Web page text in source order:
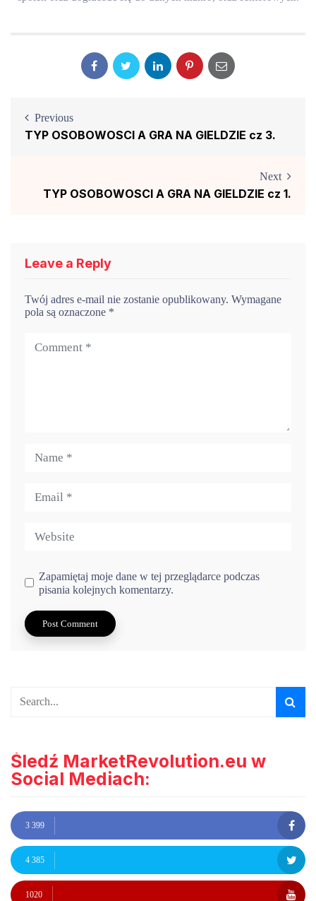
Previous
TYP OSOBOWOSCI A GRA NA GIELDZIE cz 3.
Next
TYP OSOBOWOSCI A GRA NA GIELDZIE cz 1.
Leave a Reply
Twój adres e-mail nie zostanie opublikowany. Wymagane
pola są oznaczone *
Zapamiętaj moje dane w tej przeglądarce podczas
pisania kolejnych komentarzy.
Śledź MarketRevolution.eu w
Social Mediach:
3 399
4 385
1020